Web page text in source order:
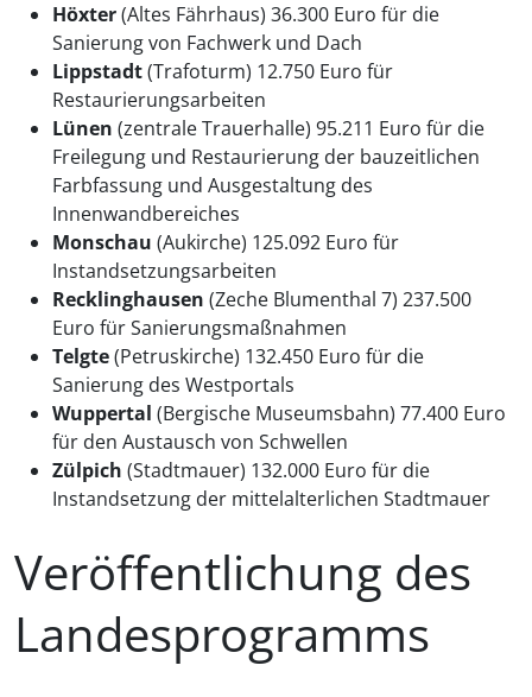
Höxter(Altes Fährhaus) 36.300 Euro für die
Sanierung von Fachwerk und Dach
Lippstadt(Trafoturm) 12.750 Euro für
Restaurierungsarbeiten
Lünen (zentrale Trauerhalle) 95.211 Euro für die
Freilegung und Restaurierung der bauzeitlichen
Farbfassung und Ausgestaltung des
Innenwandbereiches
Monschau (Aukirche) 125.092 Euro für
Instandsetzungsarbeiten
Recklinghausen (Zeche Blumenthal 7) 237.500
Euro für Sanierungsmaßnahmen
Telgte(Petruskirche) 132.450 Euro für die
Sanierung des Westportals
Wuppertal (Bergische Museumsbahn) 77.400 Euro
für den Austausch von Schwellen
Zülpich (Stadtmauer) 132.000 Euro für die
Instandsetzung der mittelalterlichen Stadtmauer
Veröffentlichung des
Landesprogramms